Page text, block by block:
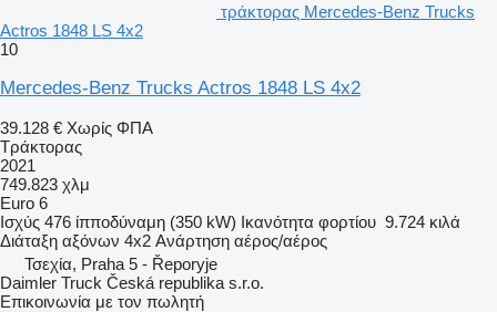
τράκτορας Mercedes-Benz Trucks
Actros 1848 LS 4x2
10
Mercedes-Benz Trucks Actros 1848 LS 4x2
39.128 € Χωρίς ΦΠΑ
Τράκτορας
2021
749.823 χλμ
Euro 6
Ισχύς 476 ίπποδύναμη (350 kW) Ικανότητα φορτίου 9.724 κιλά
Διάταξη αξόνων 4x2 Ανάρτηση αέρος/αέρος
Τσεχία, Praha 5 - Řeporyje
Daimler Truck Česká republika s.r.o.
Επικοινωνία με τον πωλητή